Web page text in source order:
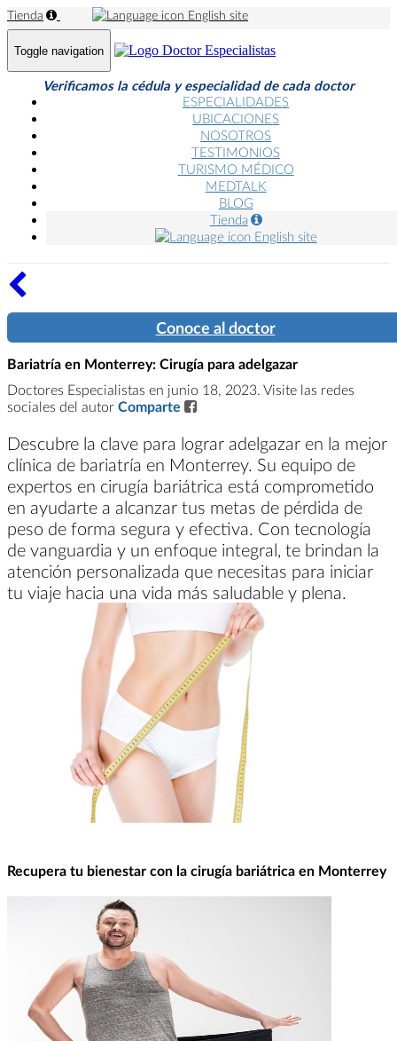
Tienda English site
Toggle navigation
Verificamos la cédula y especialidad de cada doctor
ESPECIALIDADES
UBICACIONES
NOSOTROS
TESTIMONIOS
TURISMO MÉDICO
MEDTALK
BLOG
Tienda
English site
Conoce al doctor
Bariatría en Monterrey: Cirugía para adelgazar
Doctores Especialistas en junio 18, 2023. Visite las redes
sociales del autor Comparte
Descubre la clave para lograr adelgazar en la mejor
clínica de bariatría en Monterrey. Su equipo de
expertos en cirugía bariátrica está comprometido
en ayudarte a alcanzar tus metas de pérdida de
peso de forma segura y efectiva. Con tecnología
de vanguardia y un enfoque integral, te brindan la
atención personalizada que necesitas para iniciar
tu viaje hacia una vida más saludable y plena.
Recupera tu bienestar con la cirugía bariátrica en Monterrey